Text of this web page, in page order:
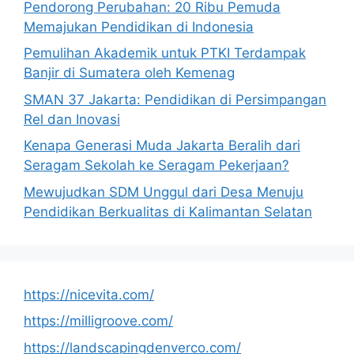
Pendorong Perubahan: 20 Ribu Pemuda
Memajukan Pendidikan di Indonesia
Pemulihan Akademik untuk PTKI Terdampak
Banjir di Sumatera oleh Kemenag
SMAN 37 Jakarta: Pendidikan di Persimpangan
Rel dan Inovasi
Kenapa Generasi Muda Jakarta Beralih dari
Seragam Sekolah ke Seragam Pekerjaan?
Mewujudkan SDM Unggul dari Desa Menuju
Pendidikan Berkualitas di Kalimantan Selatan
https://nicevita.com/
https://milligroove.com/
https://landscapingdenverco.com/